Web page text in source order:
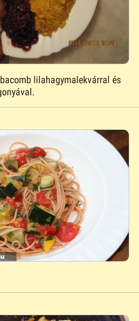
lilahagymalekvárral és